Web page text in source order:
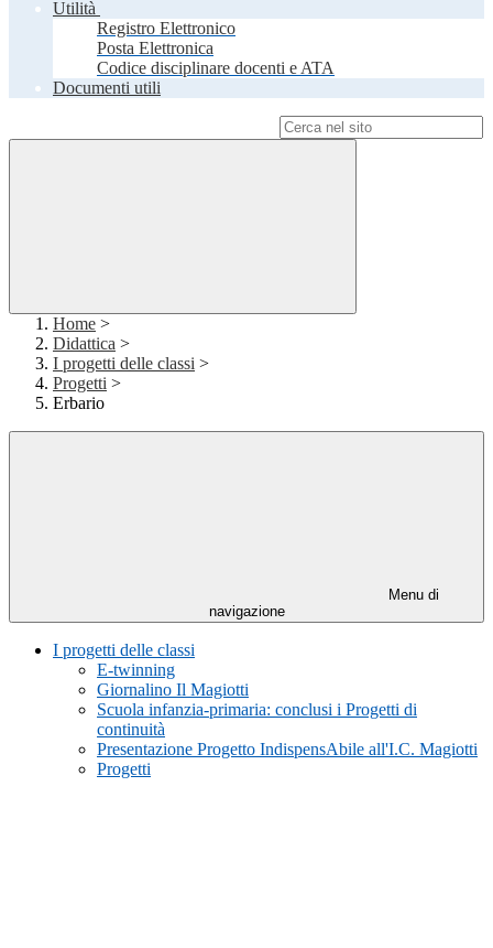
Utilità
Registro Elettronico
Posta Elettronica
Codice disciplinare docenti e ATA
Documenti utili
Home >
Didattica >
I progetti delle classi >
Progetti >
Erbario
Menu di
navigazione
I progetti delle classi
E-twinning
Giornalino Il Magiotti
Scuola infanzia-primaria: conclusi i Progetti di
continuità
Presentazione Progetto IndispensAbile all'I.C. Magiotti
Progetti